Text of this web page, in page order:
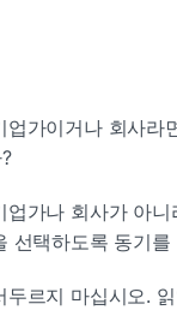
업가이거나 회사라
업가나 회사가 아
선택하도록 동기
두르지 마십시오.